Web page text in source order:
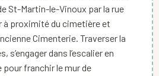
St-Martin-le-Vinoux par la rue
à proximité du cimetière et
Cimenterie. Traverser la
s’engager dans l’escalier en
franchir le mur de